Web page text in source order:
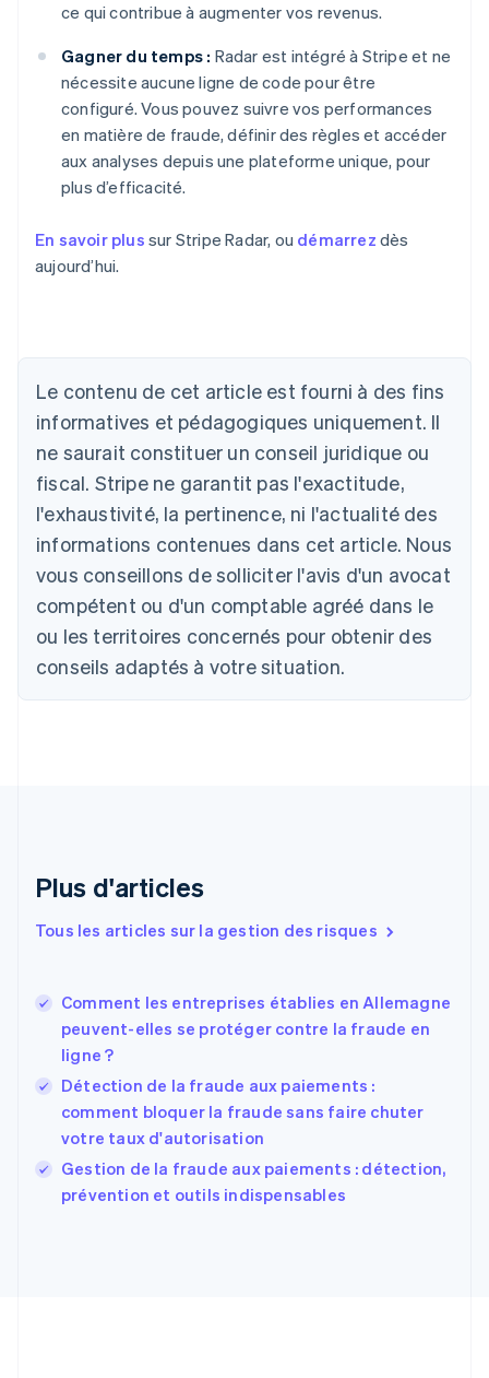
ce qui contribue à augmenter vos revenus.
Gagner du temps : Radar est intégré à Stripe et ne
nécessite aucune ligne de code pour être
configuré. Vous pouvez suivre vos performances
en matière de fraude, définir des règles et accéder
aux analyses depuis une plateforme unique, pour
plus d’efficacité.
En savoir plus sur Stripe Radar, ou démarrez dès
aujourd’hui.
Le contenu de cet article est fourni à des fins
informatives et pédagogiques uniquement. Il
ne saurait constituer un conseil juridique ou
fiscal. Stripe ne garantit pas l'exactitude,
l'exhaustivité, la pertinence, ni l'actualité des
informations contenues dans cet article. Nous
vous conseillons de solliciter l'avis d'un avocat
compétent ou d'un comptable agréé dans le
ou les territoires concernés pour obtenir des
conseils adaptés à votre situation.
Plus d'articles
Tous les articles sur la gestion des risques
Comment les entreprises établies en Allemagne
peuvent-elles se protéger contre la fraude en
ligne ?
Détection de la fraude aux paiements :
comment bloquer la fraude sans faire chuter
votre taux d'autorisation
Gestion de la fraude aux paiements : détection,
prévention et outils indispensables
DeutschEnglish
English
Autriche
Deutsch English
Belgique
NederlandsFrançaisDeutschEnglish
Brésil
Bulgarie
English
Canada
English Français
Chine continentale
Espagne
Estonie
EnglishEspañol简体中文
Finlande
EnglishSvenska
FrançaisEnglish
Gibraltar
English
Grèce
Hongrie